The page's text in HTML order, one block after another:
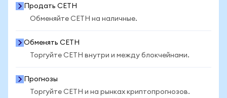
Продать CETH
Обменяйте CETH на наличные.
Обменять CETH
Торгуйте CETH внутри и между блокчейнами.
Прогнозы
Торгуйте CETH и на рынках криптопрогнозов.